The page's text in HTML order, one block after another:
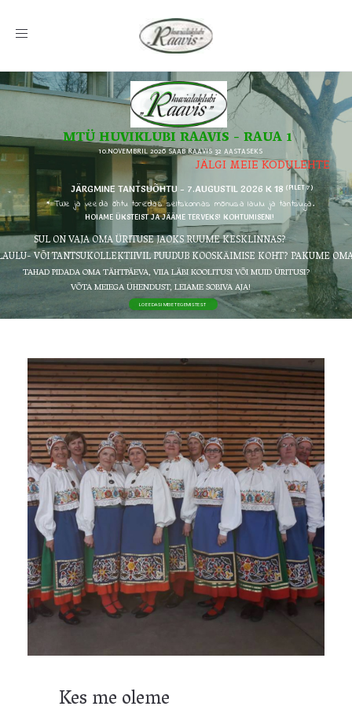
Toggle
MTÜ HUVIKLUBI RAAVIS - RAUA 1
10.NOVEMBRIL 2026 SAAB RAAVIS 32 AASTASEKS
TAHAD PIDADA OMA TÄHTPÄEVA, VIIA LÄBI KOOLITUSI VÕI MUID ÜRITUSI?
VÕTA MEIEGA ÜHENDUST, LEIAME SOBIVA AJA!
VÕI TANTSUKOLLEKTIIVIL PUUDUB KOOSKÄIMISE KOHT? PAKUME
(PILET 7)
SUL ON VAJA OMA ÜRITUSE JAOKS RUUME KESKLINNAS?
JÄRGMINE TANTSUÕHTU - 7.AUGUSTIL 2026 K 18
LOE EDASI MEIE TEGEMISTEST
JÄLGI MEIE KODULEHTE
HOIAME ÜKSTEIST JA JÄÄME TERVEKS! KOHTUMISENI!
* Tule ja veeda õhtu toredas seltskonnas mõnusa laulu ja tantsuga.
Kes me oleme